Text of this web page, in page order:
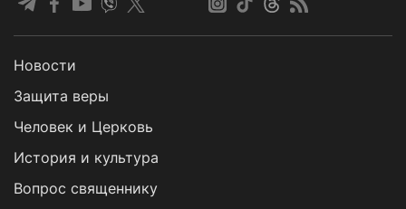
Новости
Защита веры
Человек и Церковь
История и культура
Вопрос священнику